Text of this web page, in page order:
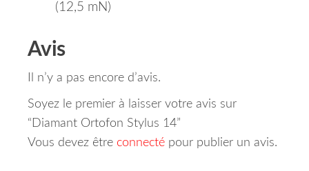
(12,5 mN)
Avis
Il n’y a pas encore d’avis.
Soyez le premier à laisser votre avis sur
“Diamant Ortofon Stylus 14”
Vous devez être connecté pour publier un avis.